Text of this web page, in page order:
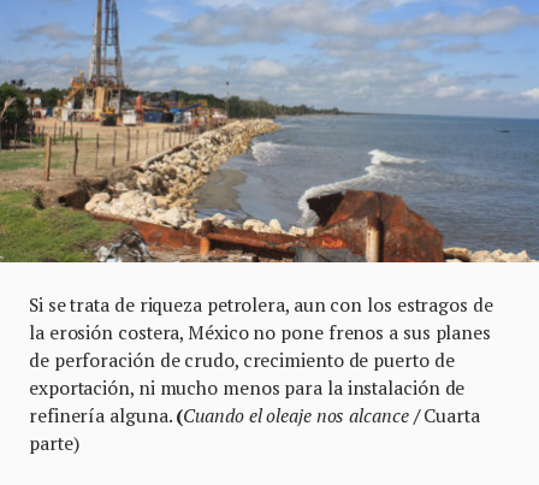
Si se trata de riqueza petrolera, aun con los estragos de
la erosión costera, México no pone frenos a sus planes
de perforación de crudo, crecimiento de puerto de
exportación, ni mucho menos para la instalación de
refinería alguna. (Cuando el oleaje nos alcance/Cuarta
parte)